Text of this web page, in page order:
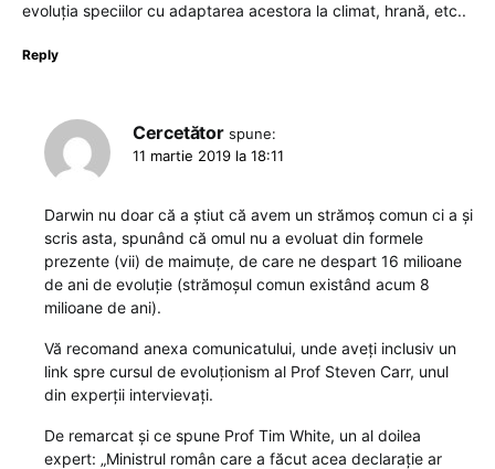
evoluția speciilor cu adaptarea acestora la climat, hrană, etc..
Reply
Cercetător spune:
11 martie 2019 la 18:11
Darwin nu doar că a știut că avem un strămoș comun ci a și
scris asta, spunând că omul nu a evoluat din formele
prezente (vii) de maimuțe, de care ne despart 16 milioane
de ani de evoluție (strămoșul comun existând acum 8
milioane de ani).
Vă recomand anexa comunicatului, unde aveți inclusiv un
link spre cursul de evoluționism al Prof Steven Carr, unul
din experții intervievați.
De remarcat și ce spune Prof Tim White, un al doilea
expert: „Ministrul român care a făcut acea declarație ar